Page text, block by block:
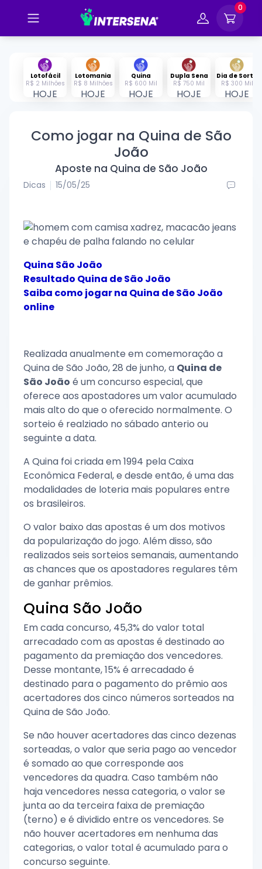
0
Lotofácil
R$ 2 Milhões
HOJE
Lotomania
R$ 8 Milhões
HOJE
Quina
R$ 600 Mil
HOJE
Dupla Sena
R$ 750 Mil
HOJE
Dia de Sorte
R$ 300 Mil
HOJE
Como jogar na Quina de São
João
Aposte na Quina de São João
Dicas 15/05/25
Quina São João
Resultado Quina de São João
Saiba como jogar na Quina de São João
online
Realizada anualmente em comemoração a
Quina de São João, 28 de junho, a Quina de
São João é um concurso especial, que
oferece aos apostadores um valor acumulado
mais alto do que o oferecido normalmente. O
sorteio é realziado no sábado anterio ou
seguinte a data.
A Quina foi criada em 1994 pela Caixa
Econômica Federal, e desde então, é uma das
modalidades de loteria mais populares entre
os brasileiros.
O valor baixo das apostas é um dos motivos
da popularização do jogo. Além disso, são
realizados seis sorteios semanais, aumentando
as chances que os apostadores regulares têm
de ganhar prêmios.
Quina São João
Em cada concurso, 45,3% do valor total
arrecadado com as apostas é destinado ao
pagamento da premiação dos vencedores.
Desse montante, 15% é arrecadado é
destinado para o pagamento do prêmio aos
acertadores dos cinco números sorteados na
Quina de São João.
Se não houver acertadores das cinco dezenas
sorteadas, o valor que seria pago ao vencedor
é somado ao que corresponde aos
vencedores da quadra. Caso também não
haja vencedores nessa categoria, o valor se
junta ao da terceira faixa de premiação
(terno) e é dividido entre os vencedores. Se
não houver acertadores em nenhuma das
categorias, o valor total é acumulado para o
concurso seguinte.